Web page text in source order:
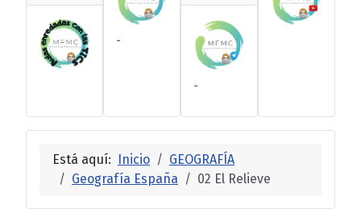
Está aquí: Inicio
GEOGRAFÍA
Geografía España
02 El Relieve